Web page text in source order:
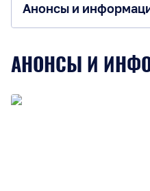
Анонсы и
АНОНСЫ И